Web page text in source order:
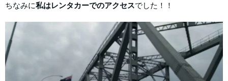
ちなみに私はレンタカーでのアクセスでした！！